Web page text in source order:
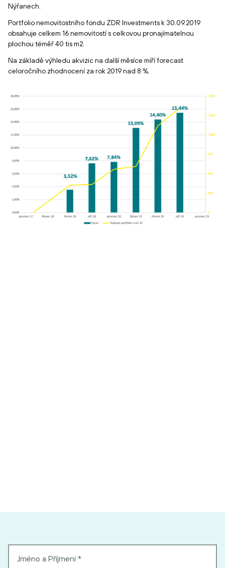
Nýřanech.
Portfolio nemovitostního fondu ZDR Investments k 30.09.2019
obsahuje celkem 16 nemovitostí s celkovou pronajímatelnou
plochou téměř 40 tis m2.
Na základě výhledu akvizic na další měsíce míří forecast
celoročního zhodnocení za rok 2019 nad 8 %.